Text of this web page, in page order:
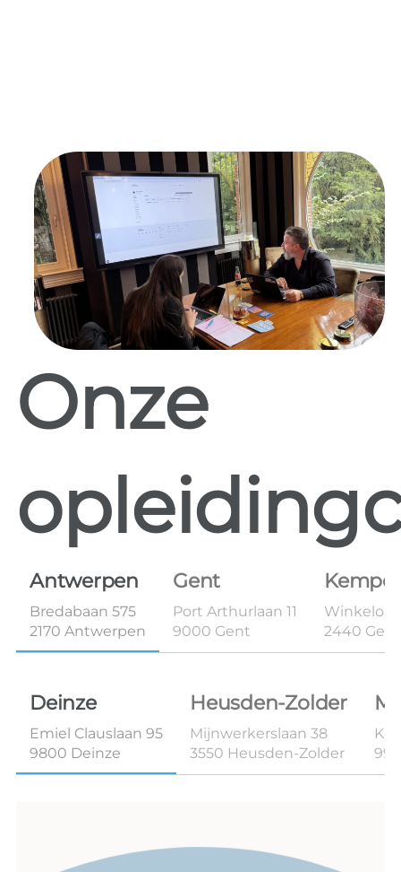
Onze
Antwerpen
Bredabaan 575
2170 Antwerpen
Gent
Port Arthurlaan 11
9000 Gent
Winkelom
2440 Geel
Deinze
Emiel Clauslaan 95
9800 Deinze
Heusden-Zolder
Mijnwerkerslaan 38
3550 Heusden-Zolder